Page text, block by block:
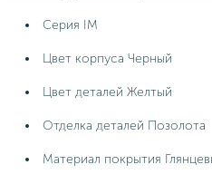
Серия IM
Цвет корпуса Черный
Цвет деталей Желтый
Отделка деталей Позолота
Материал покрытия